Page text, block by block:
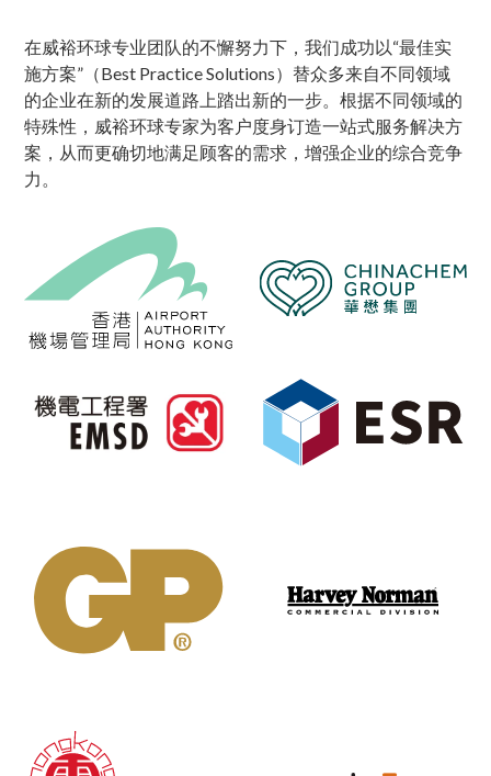
在威裕环球专业团队的不懈努力下，我们成功以“最佳实
施方案”（Best Practice Solutions）替众多来自不同领域
的企业在新的发展道路上踏出新的一步。根据不同领域的
特殊性，威裕环球专家为客户度身订造一站式服务解决方
案，从而更确切地满足顾客的需求，增强企业的综合竞争
力。